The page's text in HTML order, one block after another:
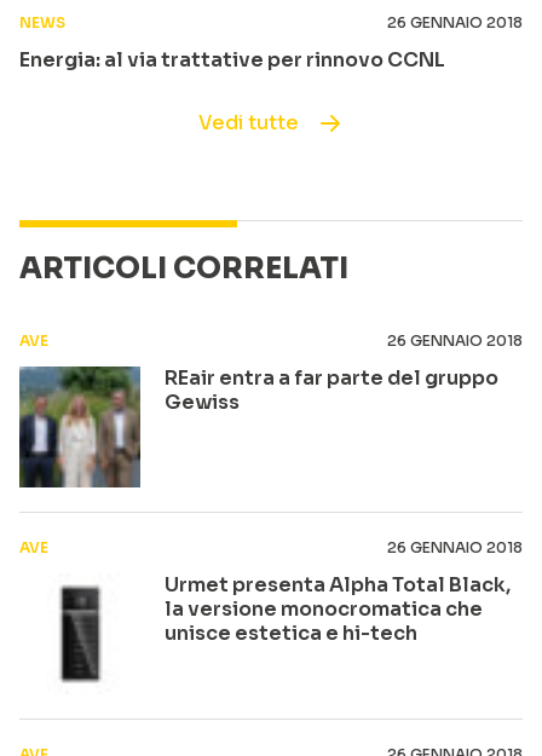
NEWS 26 GENNAIO 2018
Energia: al via trattative per rinnovo CCNL
Vedi tutte
ARTICOLI CORRELATI
AVE 26 GENNAIO 2018
REair entra a far parte del gruppo
Gewiss
AVE 26 GENNAIO 2018
Urmet presenta Alpha Total Black,
la versione monocromatica che
unisce estetica e hi-tech